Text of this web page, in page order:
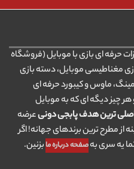
حرفه ای بازی با موبایل (فروشگاه
مغناطیسی موبایل، دسته بازی
ماوس و کیبورد حرفه ای
چیز دیگه ای که به موبایل
ترین هدف پابجی دونیعرضه
از مطرح ترین برندهای جهانه! اگر
یه سری بهصفحه درباره ما بزنین.